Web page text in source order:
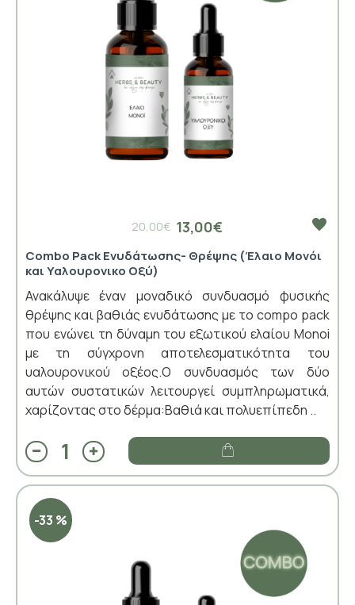
13,00€
20,00€
Combo Pack Ενυδάτωσης- Θρέψης (Έλαιο Μονόι
και Υαλουρονικο Οξύ)
Ανακάλυψε έναν μοναδικό συνδυασμό φυσικής
θρέψης και βαθιάς ενυδάτωσης με το compo pack
που ενώνει τη δύναμη του εξωτικού ελαίου Monoi
με τη σύγχρονη αποτελεσματικότητα του
υαλουρονικού οξέος.Ο συνδυασμός των δύο
αυτών συστατικών λειτουργεί συμπληρωματικά,
χαρίζοντας στο δέρμα:Βαθιά και πολυεπίπεδη ..
-33 %